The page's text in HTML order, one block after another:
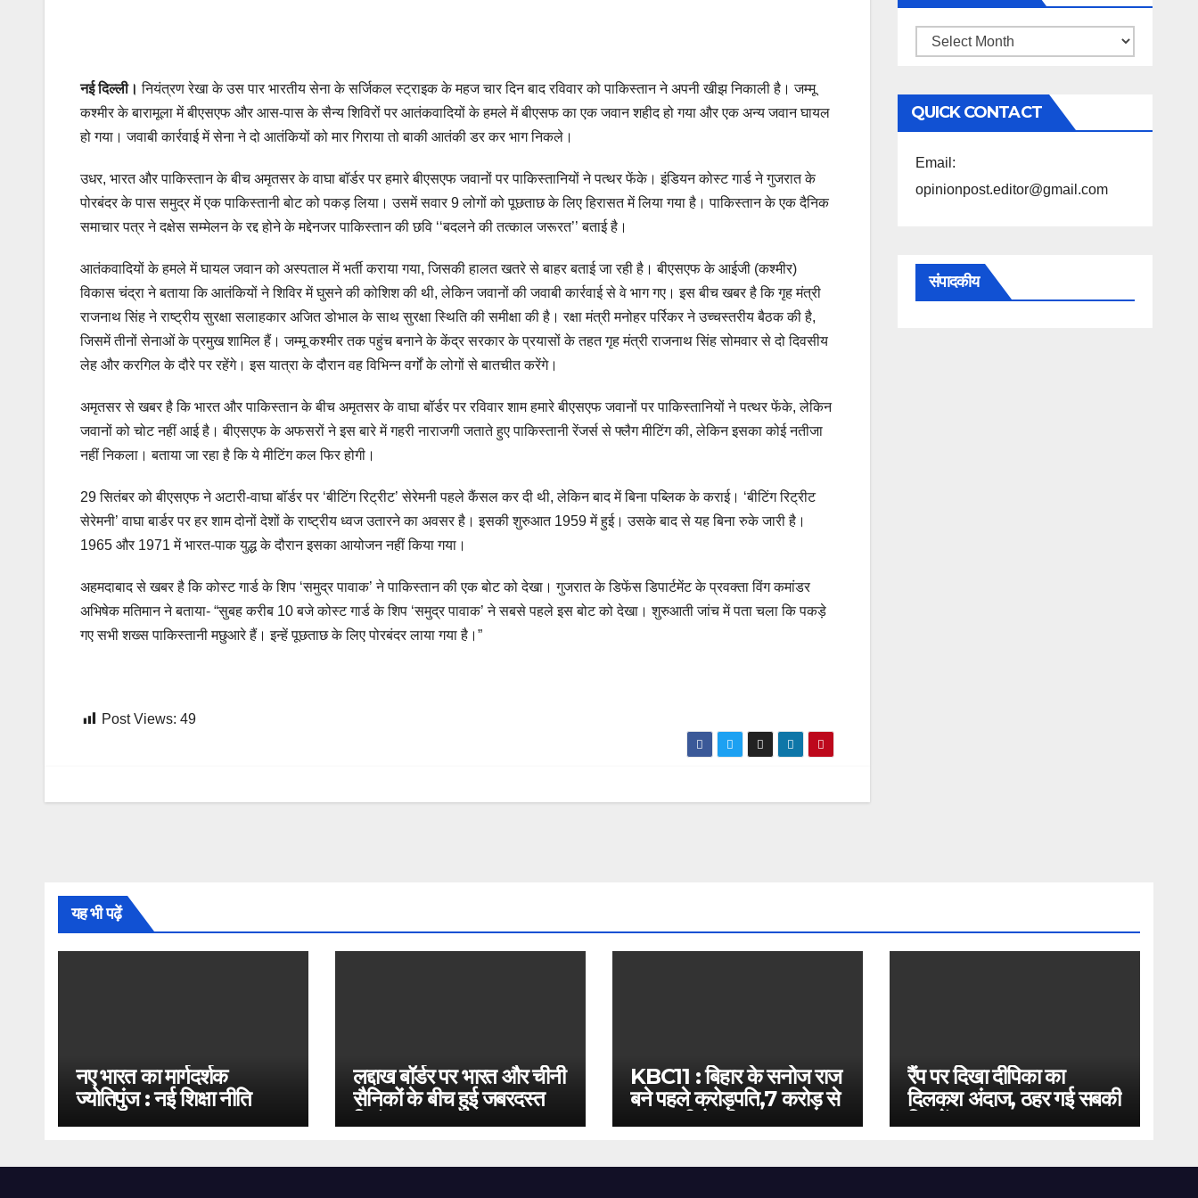
नई दिल्‍ली। नियंत्रण रेखा के उस पार भारतीय सेना के सर्जिकल स्ट्राइक के महज चार दिन बाद रविवार को पाकिस्‍तान ने अपनी खीझ निकाली है। जम्मू
कश्मीर के बारामूला में बीएसएफ और आस-पास के सैन्य शिविरों पर आतंकवादियों के हमले में बीएसफ का एक जवान शहीद हो गया और एक अन्य जवान घायल
हो गया। जवाबी कार्रवाई में सेना ने दो आतंकियों को मार गिराया तो बाकी आतंकी डर कर भाग निकले।
उधर, भारत और पाकिस्तान के बीच अमृतसर के वाघा बॉर्डर पर हमारे बीएसएफ जवानों पर पाकिस्तानियों ने पत्थर फेंके। इंडियन कोस्ट गार्ड ने गुजरात के
पोरबंदर के पास समुद्र में एक पाकिस्तानी बोट को पकड़ लिया। उसमें सवार 9 लोगों को पूछताछ के लिए हिरासत में लिया गया है। पाकिस्तान के एक दैनिक
समाचार पत्र ने दक्षेस सम्मेलन के रद्द होने के मद्देनजर पाकिस्तान की छवि ‘‘बदलने की तत्काल जरूरत’’ बताई है।
आतंकवादियों के हमले में घायल जवान को अस्पताल में भर्ती कराया गया, जिसकी हालत खतरे से बाहर बताई जा रही है। बीएसएफ के आईजी (कश्मीर)
विकास चंद्रा ने बताया कि आतंकियों ने शिविर में घुसने की कोशिश की थी, लेकिन जवानों की जवाबी कार्रवाई से वे भाग गए। इस बीच खबर है कि गृह मंत्री
राजनाथ सिंह ने राष्ट्रीय सुरक्षा सलाहकार अजित डोभाल के साथ सुरक्षा स्थिति की समीक्षा की है। रक्षा मंत्री मनोहर पर्रिकर ने उच्चस्तरीय बैठक की है,
जिसमें तीनों सेनाओं के प्रमुख शामिल हैं। जम्मू कश्मीर तक पहुंच बनाने के केंद्र सरकार के प्रयासों के तहत गृह मंत्री राजनाथ सिंह सोमवार से दो दिवसीय
लेह और करगिल के दौरे पर रहेंगे। इस यात्रा के दौरान वह विभिन्न वर्गों के लोगों से बातचीत करेंगे।
अमृतसर से खबर है कि भारत और पाकिस्तान के बीच अमृतसर के वाघा बॉर्डर पर रविवार शाम हमारे बीएसएफ जवानों पर पाकिस्तानियों ने पत्थर फेंके, लेकिन
जवानों को चोट नहीं आई है। बीएसएफ के अफसरों ने इस बारे में गहरी नाराजगी जताते हुए पाकिस्तानी रेंजर्स से फ्लैग मीटिंग की, लेकिन इसका कोई नतीजा
नहीं निकला। बताया जा रहा है कि ये मीटिंग कल फिर होगी।
29 सितंबर को बीएसएफ ने अटारी-वाघा बॉर्डर पर ‘बीटिंग रिट्रीट’ सेरेमनी पहले कैंसल कर दी थी, लेकिन बाद में बिना पब्लिक के कराई। ‘बीटिंग रिट्रीट
सेरेमनी’ वाघा बार्डर पर हर शाम दोनों देशों के राष्ट्रीय ध्वज उतारने का अवसर है। इसकी शुरुआत 1959 में हुई। उसके बाद से यह बिना रुके जारी है।
1965 और 1971 में भारत-पाक युद्ध के दौरान इसका आयोजन नहीं किया गया।
अहमदाबाद से खबर है कि कोस्ट गार्ड के शिप ‘समुद्र पावाक’ ने पाकिस्‍तान की एक बोट को देखा। गुजरात के डिफेंस डिपार्टमेंट के प्रवक्‍ता विंग कमांडर
अभिषेक मतिमान ने बताया- “सुबह करीब 10 बजे कोस्ट गार्ड के शिप ‘समुद्र पावाक’ ने सबसे पहले इस बोट को देखा। शुरुआती जांच में पता चला कि पकड़े
गए सभी शख्स पाकिस्तानी मछुआरे हैं। इन्हें पूछताछ के लिए पोरबंदर लाया गया है।”
Post Views: 49
महिने
अनुसार
पढ़ें
QUICK CONTACT
Email:
opinionpost.editor@gmail.com
संपादकीय
यह भी पढ़ें
नए भारत का मार्गदर्शक
ज्योतिपुंज : नई शिक्षा नीति
2020
लद्दाख बॉर्डर पर भारत और चीनी
सैनिकों के बीच हुई जबरदस्त
भिड़ंत
KBC11 : बिहार के सनोज राज
बने पहले करोड़पति,7 करोड़ से
बस इतनी है दूरी
रैंप पर दिखा दीपिका का
दिलकश अंदाज, ठहर गई सबकी
निगाहें